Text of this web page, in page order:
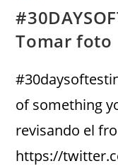
Tomar foto
of something
revisando el
https://